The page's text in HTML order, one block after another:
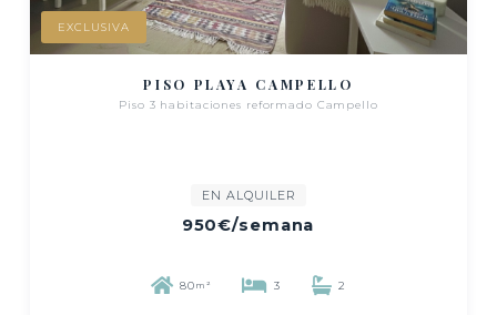
EXCLUSIVA
PISO PLAYA CAMPELLO
Piso 3 habitaciones reformado Campello
EN ALQUILER
950€/semana
80 m² 3 2